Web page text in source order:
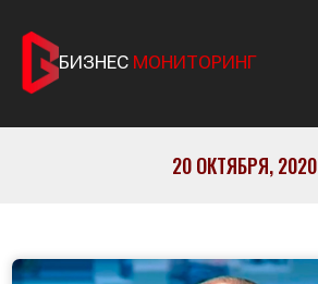
БИЗНЕС МОНИТОРИНГ
20 ОКТЯБРЯ, 2020